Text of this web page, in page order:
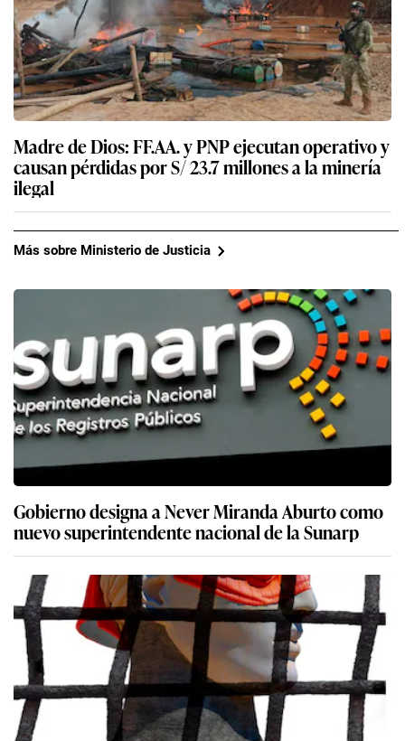
Madre de Dios: FF.AA. y PNP ejecutan operativo y
causan pérdidas por S/ 23.7 millones a la minería
ilegal
Más sobre Ministerio de Justicia
Gobierno designa a Never Miranda Aburto como
nuevo superintendente nacional de la Sunarp